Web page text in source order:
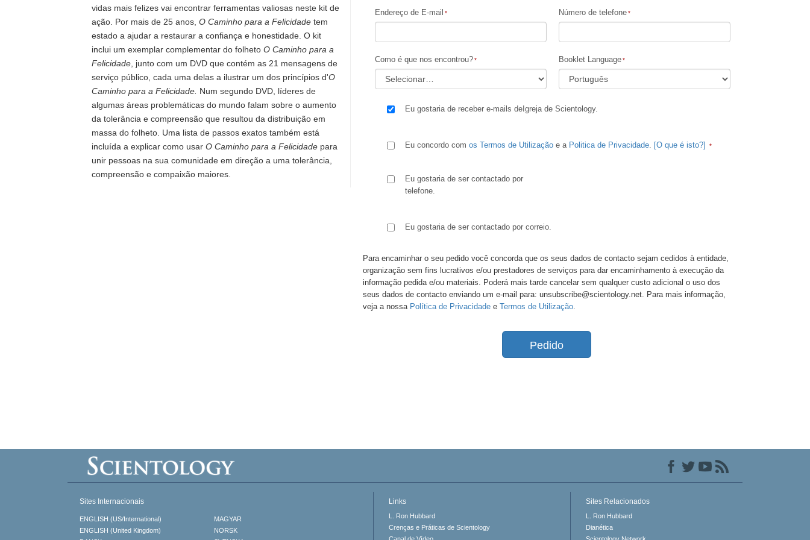
As Crianças
Ferramentas para o Local de Trabalho
A Ética e as Condições
A Causa da Supressão
Investigações
vidas mais felizes vai encontrar ferramentas valiosas neste kit de
ação. Por mais de 25 anos, O Caminho para a Felicidade tem
estado a ajudar a restaurar a confiança e honestidade. O kit
inclui um exemplar complementar do folheto O Caminho para a
Felicidade , junto com um DVD que contém as 21 mensagens de
serviço público, cada uma delas a ilustrar um dos princípios d'O
Caminho para a Felicidade. Num segundo DVD, líderes de
algumas áreas problemáticas do mundo falam sobre o aumento
da tolerância e compreensão que resultou da distribuição em
massa do folheto. Uma lista de passos exatos também está
incluída a explicar como usar O Caminho para a Felicidade para
unir pessoas na sua comunidade em direção a uma tolerância,
compreensão e compaixão maiores.
Endereço de E-mail Número de telefone
Como é que nos encontrou? Booklet Language
Eu gostaria de receber e-mails deIgreja de Scientology.
Eu concordo com os Termos de Utilização e a Politica de Privacidade. [O que é isto?]
Eu gostaria de ser contactado por
telefone.
Eu gostaria de ser contactado por correio.
Para encaminhar o seu pedido você concorda que os seus dados de contacto sejam cedidos à entidade,
organização sem fins lucrativos e/ou prestadores de serviços para dar encaminhamento à execução da
informação pedida e/ou materiais. Poderá mais tarde cancelar sem qualquer custo adicional o uso dos
seus dados de contacto enviando um e-mail para: unsubscribe@scientology.net. Para mais informação,
veja a nossa Política de Privacidade e Termos de Utilização.
Pedido
Sites Internacionais
ENGLISH (US/International)
ENGLISH (United Kingdom)
MAGYAR
NORSK
Links
L. Ron Hubbard
Crenças e Práticas de Scientology
Sites Relacionados
L. Ron Hubbard
Dianética